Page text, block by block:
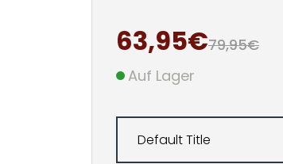
63,95€79,95€
Auf Lager